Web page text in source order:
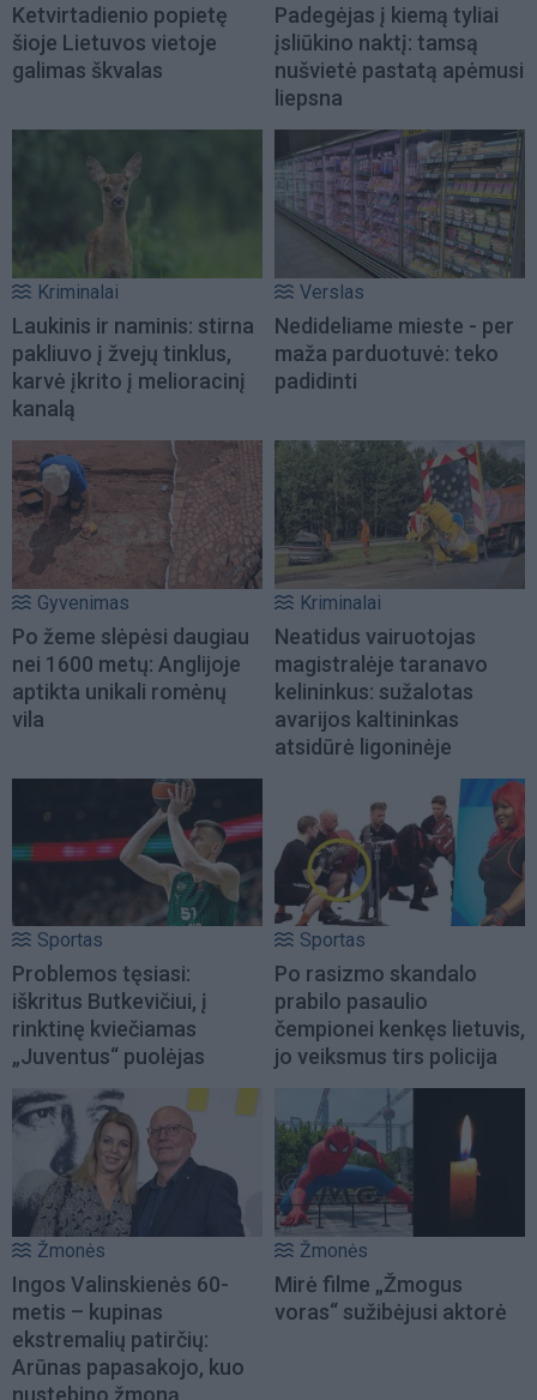
Ketvirtadienio popietę
šioje Lietuvos vietoje
galimas škvalas
Padegėjas į kiemą tyliai
įsliūkino naktį: tamsą
nušvietė pastatą apėmusi
liepsna
Kriminalai
Laukinis ir naminis: stirna
pakliuvo į žvejų tinklus,
karvė įkrito į melioracinį
kanalą
Verslas
Nedideliame mieste - per
maža parduotuvė: teko
padidinti
Gyvenimas
Po žeme slėpėsi daugiau
nei 1600 metų: Anglijoje
aptikta unikali romėnų
vila
Kriminalai
Neatidus vairuotojas
magistralėje taranavo
kelininkus: sužalotas
avarijos kaltininkas
atsidūrė ligoninėje
Sportas
Problemos tęsiasi:
iškritus Butkevičiui, į
rinktinę kviečiamas
„Juventus“ puolėjas
Sportas
Po rasizmo skandalo
prabilo pasaulio
čempionei kenkęs lietuvis,
jo veiksmus tirs policija
Žmonės
Ingos Valinskienės 60-
metis – kupinas
ekstremalių patirčių:
Arūnas papasakojo, kuo
nustebino žmoną
Žmonės
Mirė filme „Žmogus
voras“ sužibėjusi aktorė